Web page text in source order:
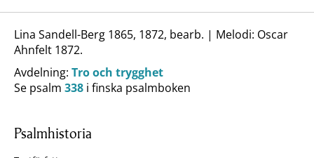
Lina Sandell-Berg 1865, 1872, bearb. | Melodi: Oscar
Ahnfelt 1872.
Avdelning: Tro och trygghet
Se psalm 338 i finska psalmboken
Psalmhistoria